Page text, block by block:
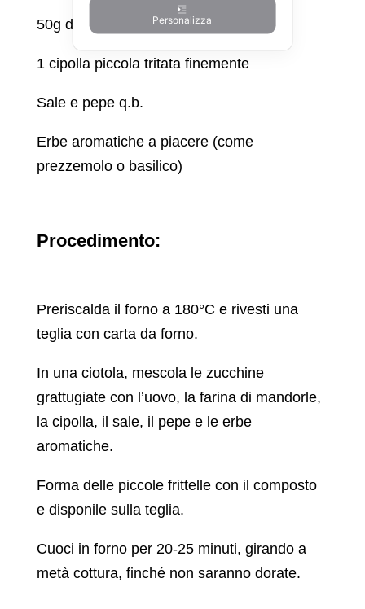
50g di farina di mandorle
1 cipolla piccola tritata finemente
Sale e pepe q.b.
Erbe aromatiche a piacere (come
prezzemolo o basilico)
Procedimento:
Preriscalda il forno a 180°C e rivesti una
teglia con carta da forno.
In una ciotola, mescola le zucchine
grattugiate con l’uovo, la farina di mandorle,
la cipolla, il sale, il pepe e le erbe
aromatiche.
Forma delle piccole frittelle con il composto
e disponile sulla teglia.
Cuoci in forno per 20-25 minuti, girando a
metà cottura, finché non saranno dorate.
Personalizza